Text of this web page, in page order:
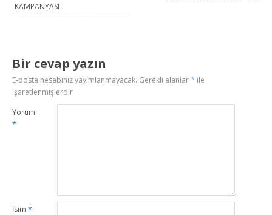
KAMPANYASI
Bir cevap yazın
E-posta hesabınız yayımlanmayacak. Gerekli alanlar* ile
işaretlenmişlerdir
Yorum
*
İsim*